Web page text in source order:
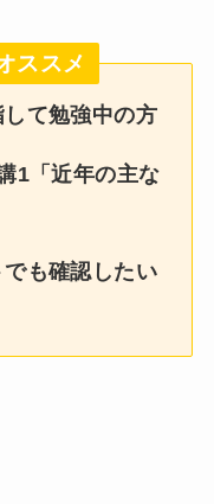
ススメ
て勉強中の方
1「近年の主な
も確認したい